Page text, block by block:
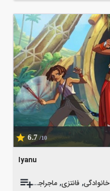
6.7 /10
Iyanu
خانوادگی, فانتزی, ماجراجویی